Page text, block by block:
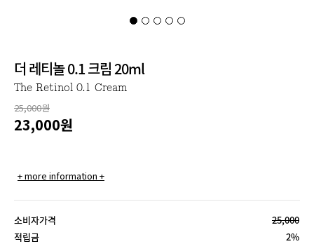
더 레티놀 0.1 크림 20ml
The Retinol 0.1 Cream
25,000원
23,000원
+ more information +
소비자가격
25,000
적립금
2%